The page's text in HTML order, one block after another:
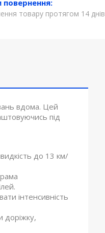
товару протягом 14 днів
вдома. Цей
під
до 13 км/
інтенсивність
доріжку,